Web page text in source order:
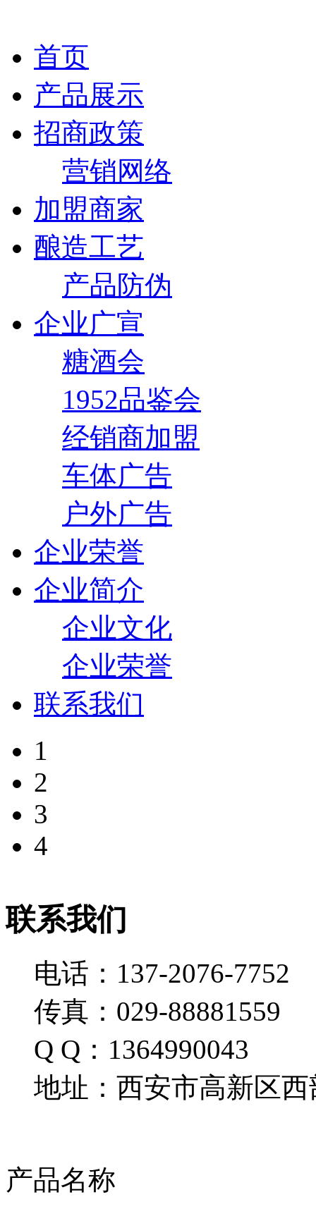
首页
产品展示
招商政策
营销网络
加盟商家
酿造工艺
产品防伪
企业广宣
糖酒会
1952品鉴会
经销商加盟
车体广告
户外广告
企业荣誉
企业简介
企业文化
企业荣誉
联系我们
1
2
3
4
联系我们
电话：137-2076-7752
传真：029-88881559
Q Q：1364990043
地址：西安市高新区西
产品名称